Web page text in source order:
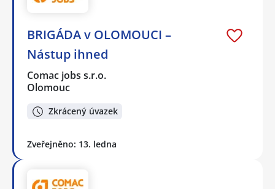
BRIGÁDA v OLOMOUCI –
Nástup ihned
Comac jobs s.r.o.
Olomouc
Zkrácený úvazek
Zveřejněno: 13. ledna